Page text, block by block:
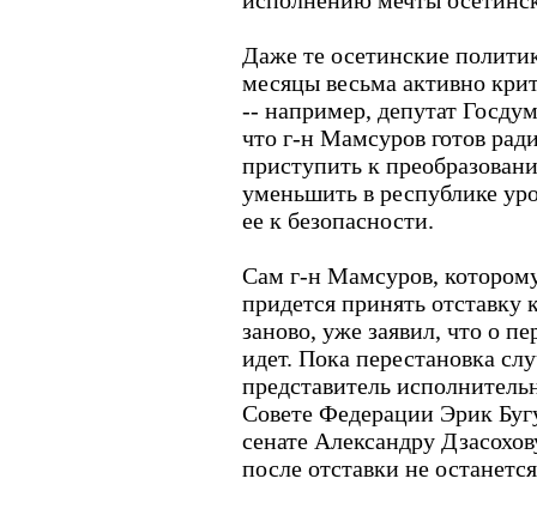
Даже те осетинские
месяцы весьма активно
-- например, депутат
что г-н Мамсуров готов
приступить к
уменьшить в республике
ее к безопасности.
Сам г-н Мамсуров,
придется принять отставку
заново, уже заявил, что о
идет. Пока перестановка
представитель
Совете Федерации Эрик
сенате Александру
после отставки не